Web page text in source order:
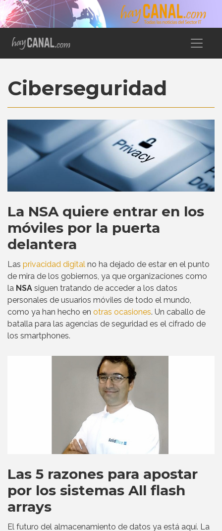
Ciberseguridad
La NSA quiere entrar en los
móviles por la puerta
delantera
Las privacidad digital no ha dejado de estar en el punto
de mira de los gobiernos, ya que organizaciones como
la NSA siguen tratando de acceder a los datos
personales de usuarios móviles de todo el mundo,
como ya han hecho en otras ocasiones. Un caballo de
batalla para las agencias de seguridad es el cifrado de
los smartphones.
Las 5 razones para apostar
por los sistemas All flash
arrays
El futuro del almacenamiento de datos ya está aquí. La